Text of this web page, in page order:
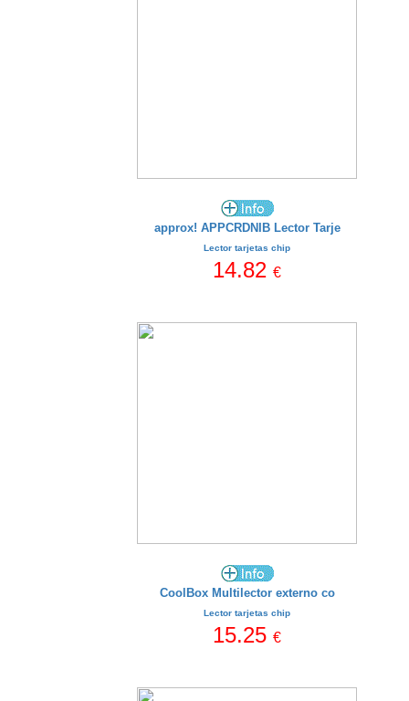
approx! APPCRDNIB Lector Tarje
Lector tarjetas chip
14.82 €
CoolBox Multilector externo co
Lector tarjetas chip
15.25 €